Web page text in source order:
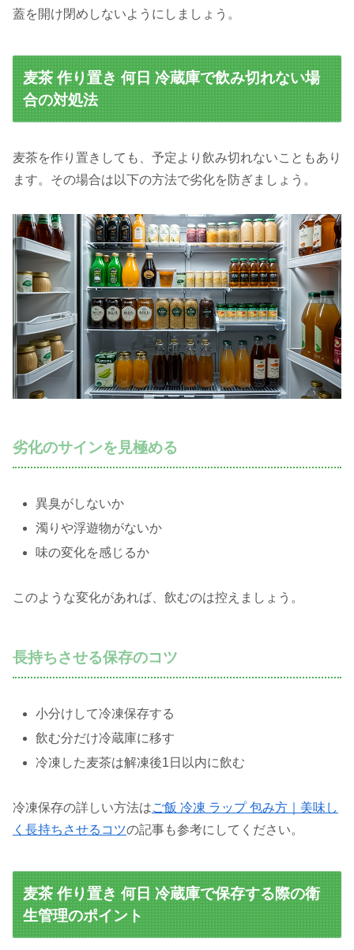
蓋を開け閉めしないようにしましょう。
麦茶 作り置き 何日 冷蔵庫で飲み切れない場
合の対処法
麦茶を作り置きしても、予定より飲み切れないこともあり
ます。その場合は以下の方法で劣化を防ぎましょう。
劣化のサインを見極める
異臭がしないか
濁りや浮遊物がないか
味の変化を感じるか
このような変化があれば、飲むのは控えましょう。
長持ちさせる保存のコツ
小分けして冷凍保存する
飲む分だけ冷蔵庫に移す
冷凍した麦茶は解凍後1日以内に飲む
冷凍保存の詳しい方法はご飯 冷凍 ラップ 包み方｜美味し
く長持ちさせるコツの記事も参考にしてください。
麦茶 作り置き 何日 冷蔵庫で保存する際の衛
生管理のポイント